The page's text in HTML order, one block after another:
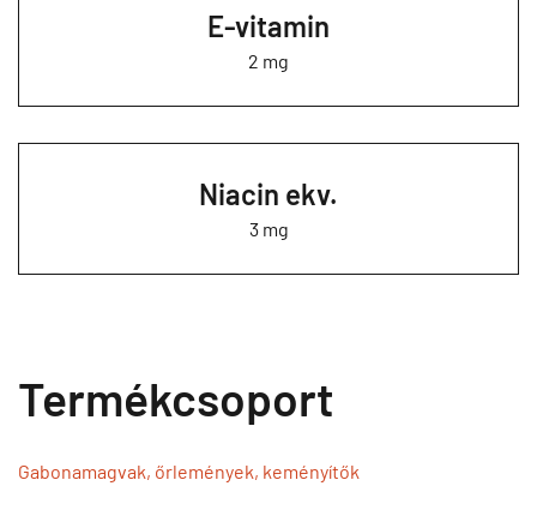
E-vitamin
2 mg
Niacin ekv.
3 mg
Termékcsoport
Gabonamagvak, őrlemények, keményítők